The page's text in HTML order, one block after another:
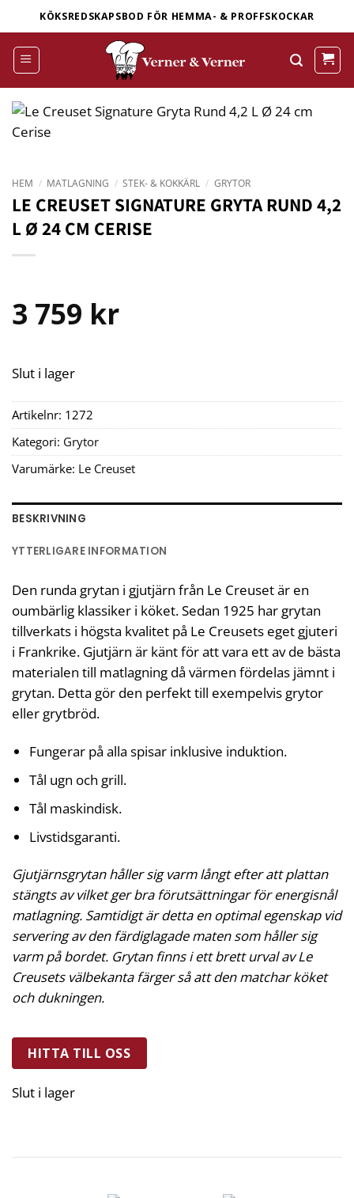
to
content
KÖKSREDSKAPSBOD FÖR HEMMA- & PROFFSKOCKAR
HEM / MATLAGNING / STEK- & KOKKÄRL / GRYTOR
LE CREUSET SIGNATURE GRYTA RUND 4,2
L Ø 24 CM CERISE
3 759 kr
Slut i lager
Artikelnr: 1272
Kategori: Grytor
Varumärke: Le Creuset
BESKRIVNING
YTTERLIGARE INFORMATION
Den runda grytan i gjutjärn från Le Creuset är en
oumbärlig klassiker i köket. Sedan 1925 har grytan
tillverkats i högsta kvalitet på Le Creusets eget gjuteri
i Frankrike. Gjutjärn är känt för att vara ett av de bästa
materialen till matlagning då värmen fördelas jämnt i
grytan. Detta gör den perfekt till exempelvis grytor
eller grytbröd.
Fungerar på alla spisar inklusive induktion.
Tål ugn och grill.
Tål maskindisk.
Livstidsgaranti.
Gjutjärnsgrytan håller sig varm långt efter att plattan
stängts av vilket ger bra förutsättningar för energisnål
matlagning. Samtidigt är detta en optimal egenskap vid
servering av den färdiglagade maten som håller sig
varm på bordet. Grytan finns i ett brett urval av Le
Creusets välbekanta färger så att den matchar köket
och dukningen.
HITTA TILL OSS
Slut i lager